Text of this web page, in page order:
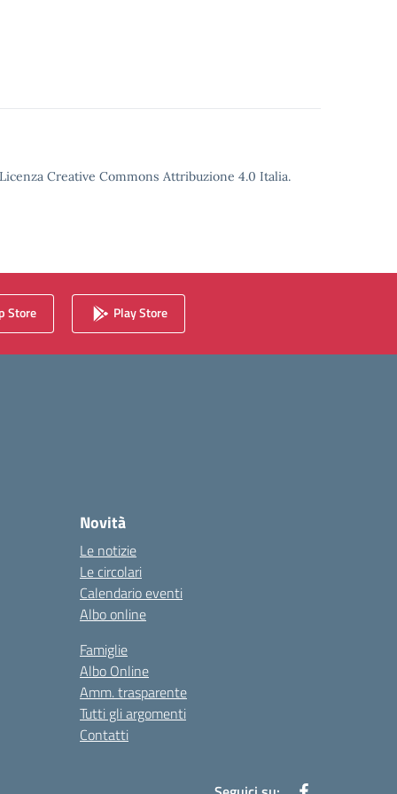
Creative Commons Attribuzione 4.0 Italia.
Store Play Store
Novità
Le notizie
Le circolari
Calendario eventi
Albo online
Famiglie
Albo Online
Amm. trasparente
Tutti gli argomenti
Contatti